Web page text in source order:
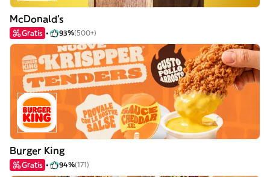
McDonald's
Gratis 93%(500+)
Burger King
Gratis 94%(171)